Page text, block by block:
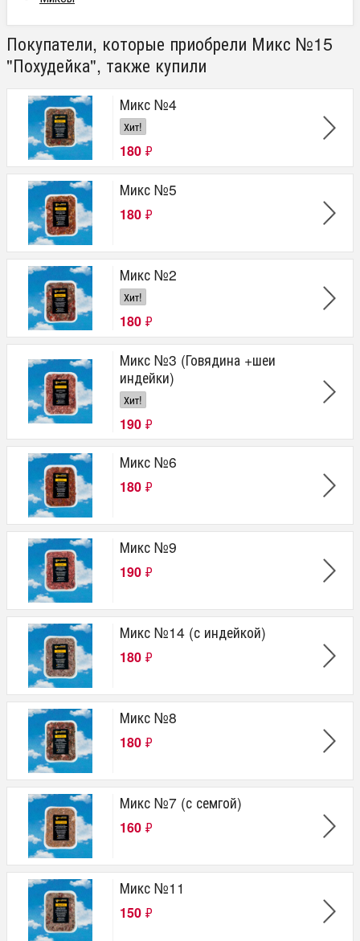
Покупатели, которые приобрели Микс №15
"Похудейка", также купили
Микс №4
Хит!
180 ₽
Микс №5
180 ₽
Микс №2
Хит!
180 ₽
Микс №3 (Говядина +шеи
индейки)
Хит!
190 ₽
Микс №6
180 ₽
Микс №9
190 ₽
Микс №14 (с индейкой)
180 ₽
Микс №8
180 ₽
Микс №7 (с семгой)
160 ₽
Микс №11
150 ₽